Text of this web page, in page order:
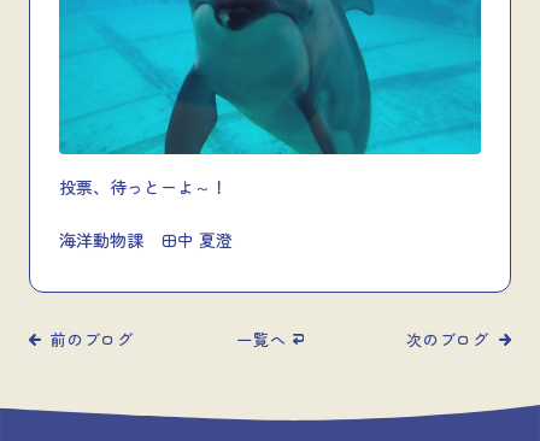
投票、待っとーよ～！
海洋動物課 田中 夏澄
前のブログ 一覧へ 次のブログ